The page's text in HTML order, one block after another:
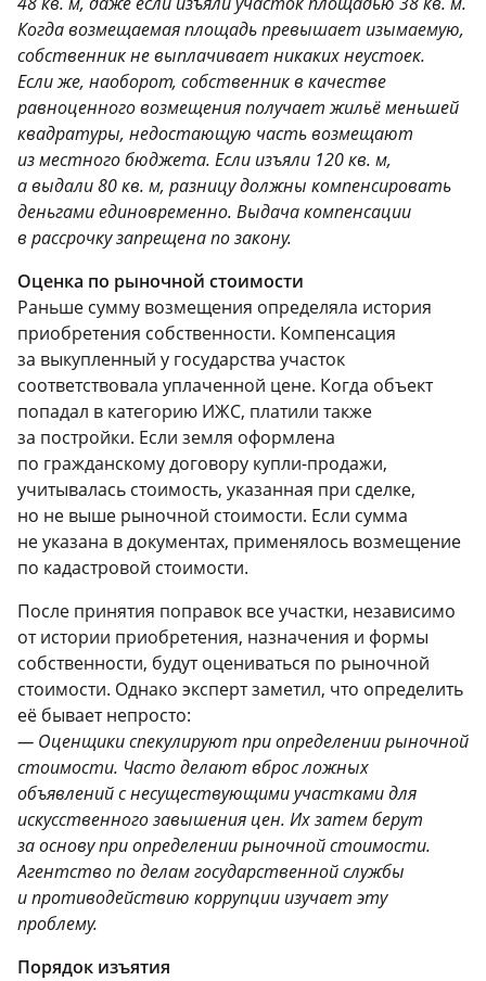
Когда возмещаемая площадь превышает изымаемую,
собственник не выплачивает никаких неустоек.
Если же, наоборот, собственник в качестве
равноценного возмещения получает жильё меньшей
квадратуры, недостающую часть возмещают
из местного бюджета. Если изъяли 120 кв. м,
а выдали 80 кв. м, разницу должны компенсировать
деньгами единовременно. Выдача компенсации
в рассрочку запрещена по закону.
Оценка по рыночной стоимости
Раньше сумму возмещения определяла история
приобретения собственности. Компенсация
за выкупленный у государства участок
соответствовала уплаченной цене. Когда объект
попадал в категорию ИЖС, платили также
за постройки. Если земля оформлена
по гражданскому договору купли-продажи,
учитывалась стоимость, указанная при сделке,
но не выше рыночной стоимости. Если сумма
не указана в документах, применялось возмещение
по кадастровой стоимости.
После принятия поправок все участки, независимо
от истории приобретения, назначения и формы
собственности, будут оцениваться по рыночной
стоимости. Однако эксперт заметил, что определить
её бывает непросто:
— Оценщики спекулируют при определении рыночной
стоимости. Часто делают вброс ложных
объявлений с несуществующими участками для
искусственного завышения цен. Их затем берут
за основу при определении рыночной стоимости.
Агентство по делам государственной службы
и противодействию коррупции изучает эту
проблему.
Порядок изъятия